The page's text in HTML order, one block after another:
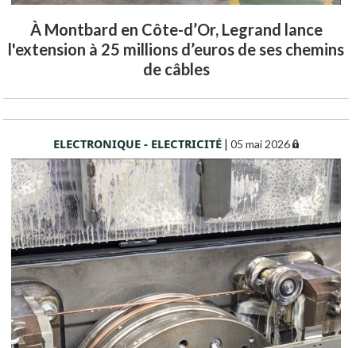
À Montbard en Côte-d’Or, Legrand lance
l'extension à 25 millions d’euros de ses chemins
de câbles
ELECTRONIQUE - ELECTRICITÉ |05 mai 2026